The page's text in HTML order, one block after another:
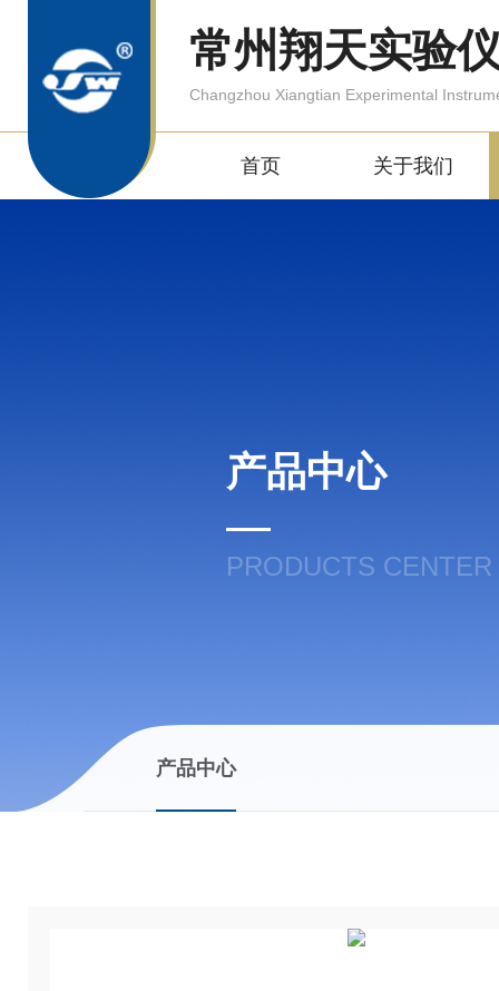
常州翔天实验
Changzhou Xiangtian Experimental
首页 关于我们
产品中心
PRODUCTS CENTER
产品中心